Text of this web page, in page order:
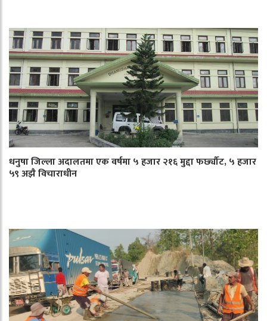
धनुषा जिल्ला अदालतमा एक वर्षमा ५ हजार २१६ मुद्दा फर्छ्यौट, ५ हजार
५९ अझै विचाराधीन